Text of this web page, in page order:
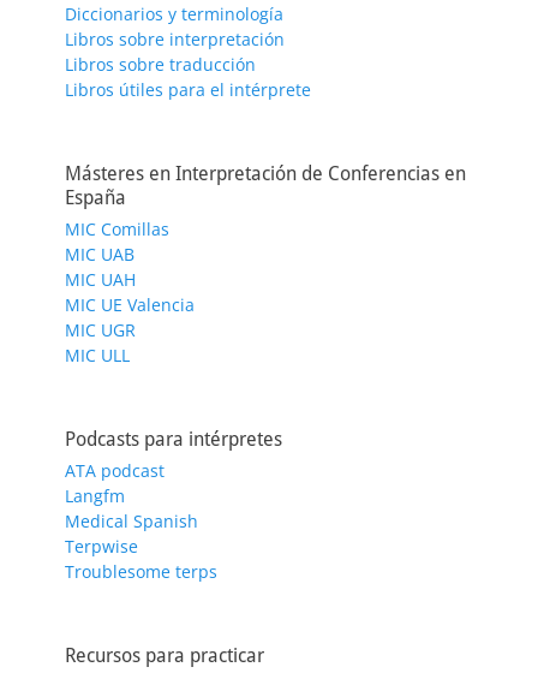
Diccionarios y terminología
Libros sobre interpretación
Libros sobre traducción
Libros útiles para el intérprete
Másteres en Interpretación de Conferencias en
España
MIC Comillas
MIC UAB
MIC UAH
MIC UE Valencia
MIC UGR
MIC ULL
Podcasts para intérpretes
ATA podcast
Langfm
Medical Spanish
Terpwise
Troublesome terps
Recursos para practicar